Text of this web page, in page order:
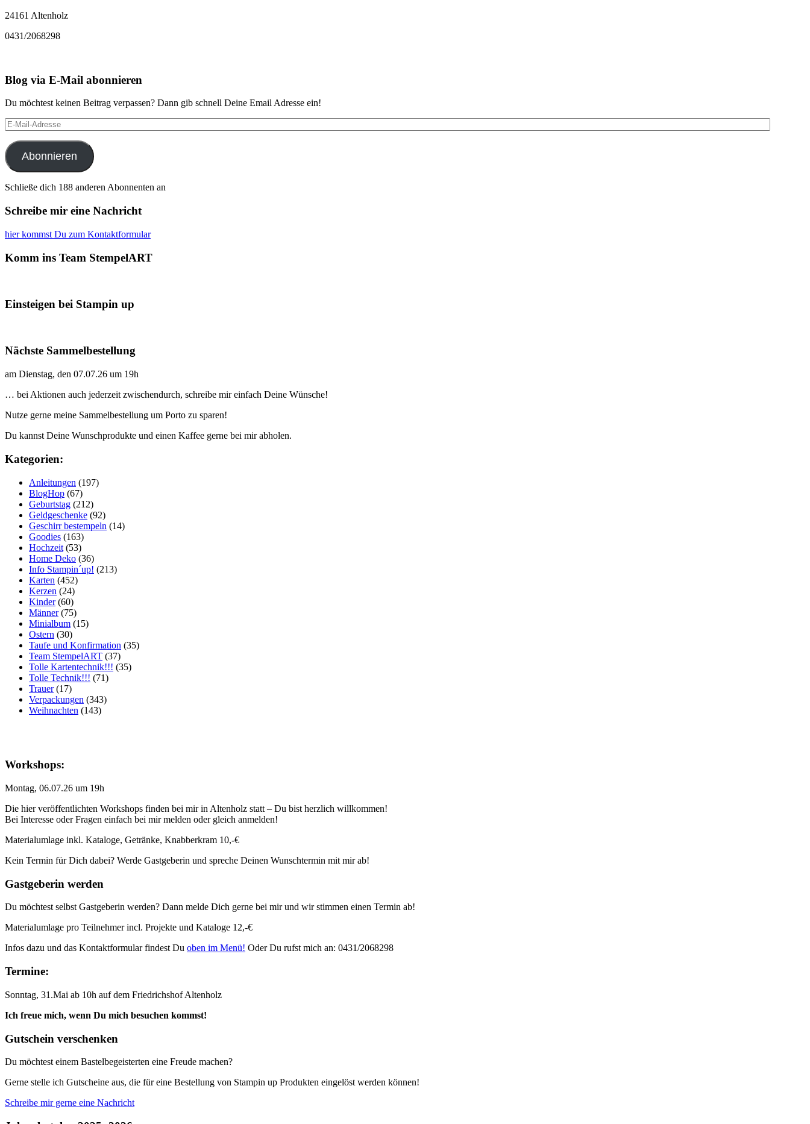
24161 Altenholz
0431/2068298
Blog via E-Mail abonnieren
Du möchtest keinen Beitrag verpassen? Dann gib schnell Deine Email Adresse ein!
E-
Mail-
Adresse
Abonnieren
Schließe dich 188 anderen Abonnenten an
Schreibe mir eine Nachricht
hier kommst Du zum Kontaktformular
Komm ins Team StempelART
Einsteigen bei Stampin up
Nächste Sammelbestellung
am Dienstag, den 07.07.26 um 19h
… bei Aktionen auch jederzeit zwischendurch, schreibe mir einfach Deine Wünsche!
Nutze gerne meine Sammelbestellung um Porto zu sparen!
Du kannst Deine Wunschprodukte und einen Kaffee gerne bei mir abholen.
Kategorien:
Anleitungen (197)
BlogHop (67)
Geburtstag (212)
Geldgeschenke (92)
Geschirr bestempeln (14)
Goodies (163)
Hochzeit (53)
Home Deko (36)
Info Stampin´up! (213)
Karten (452)
Kerzen (24)
Kinder(60)
Männer(75)
Minialbum (15)
Ostern (30)
Taufe und Konfirmation (35)
Team StempelART (37)
Tolle Kartentechnik!!! (35)
Tolle Technik!!! (71)
Trauer(17)
Verpackungen (343)
Weihnachten (143)
Workshops:
Montag, 06.07.26 um 19h
Die hier veröffentlichten Workshops finden bei mir in Altenholz statt – Du bist herzlich willkommen!
Bei Interesse oder Fragen einfach bei mir melden oder gleich anmelden!
Materialumlage inkl. Kataloge, Getränke, Knabberkram 10,-€
Kein Termin für Dich dabei? Werde Gastgeberin und spreche Deinen Wunschtermin mit mir ab!
Gastgeberin werden
Du möchtest selbst Gastgeberin werden? Dann melde Dich gerne bei mir und wir stimmen einen Termin ab!
Materialumlage pro Teilnehmer incl. Projekte und Kataloge 12,-€
Infos dazu und das Kontaktformular findest Du oben im Menü! Oder Du rufst mich an: 0431/2068298
Termine:
Sonntag, 31.Mai ab 10h auf dem Friedrichshof Altenholz
Ich freue mich, wenn Du mich besuchen kommst!
Gutschein verschenken
Du möchtest einem Bastelbegeisterten eine Freude machen?
Gerne stelle ich Gutscheine aus, die für eine Bestellung von Stampin up Produkten eingelöst werden können!
Schreibe mir gerne eine Nachricht